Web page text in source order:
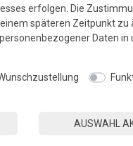
steht
und
erfolgen. Die
späteren Zeitpunkt zu
Daten in
AUSWAHL